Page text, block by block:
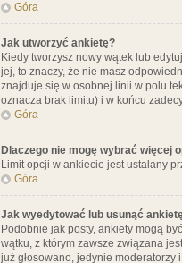
Góra
Jak utworzyć ankietę?
Kiedy tworzysz nowy wątek lub
jej, to znaczy, że nie masz
znajduje się w osobnej linii w polu
oznacza brak limitu) i w końcu
Góra
Dlaczego nie mogę wybrać więcej
Limit opcji w ankiecie jest ustalany
Góra
Jak wyedytować lub usunąć
Podobnie jak posty, ankiety mogą
wątku, z którym zawsze związana
już głosowano, jedynie